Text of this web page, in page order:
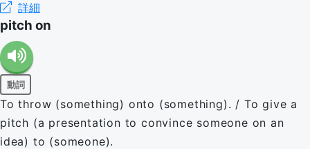
詳細
pitch on
動詞
To throw (something) onto (something). / To give a
pitch (a presentation to convince someone on an
idea) to (someone).